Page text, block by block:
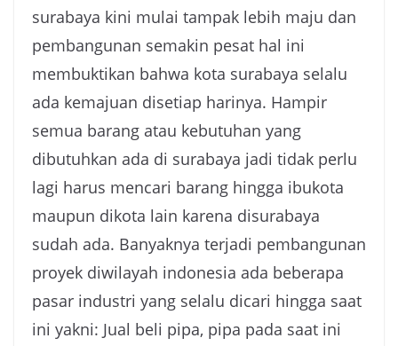
surabaya kini mulai tampak lebih maju dan
pembangunan semakin pesat hal ini
membuktikan bahwa kota surabaya selalu
ada kemajuan disetiap harinya. Hampir
semua barang atau kebutuhan yang
dibutuhkan ada di surabaya jadi tidak perlu
lagi harus mencari barang hingga ibukota
maupun dikota lain karena disurabaya
sudah ada. Banyaknya terjadi pembangunan
proyek diwilayah indonesia ada beberapa
pasar industri yang selalu dicari hingga saat
ini yakni: Jual beli pipa, pipa pada saat ini